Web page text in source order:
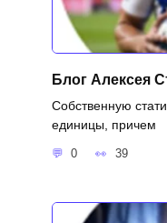
Блог Алексея
Собственную
единицы, причем
0 39